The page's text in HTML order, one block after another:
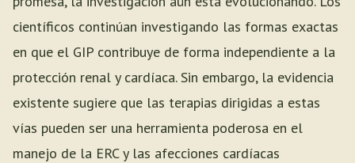
científicos continúan investigando las formas exactas
en que el GIP contribuye de forma independiente a la
protección renal y cardíaca. Sin embargo, la evidencia
existente sugiere que las terapias dirigidas a estas
vías pueden ser una herramienta poderosa en el
manejo de la ERC y las afecciones cardíacas